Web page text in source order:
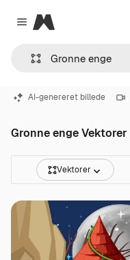
Close menu
Magnific
AI-genereret billede
Gronne enge Vektorer
Vektorer